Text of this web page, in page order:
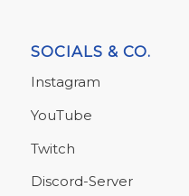
SOCIALS & CO.
Instagram
YouTube
Twitch
Discord-Server